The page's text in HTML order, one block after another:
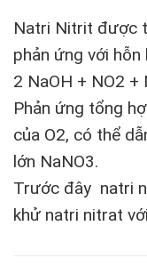
Natri Nitrit được
phản ứng với hỗn
2 NaOH + NO2
Phản ứng tổng
của O2, có thể
lớn NaNO3.
Trước đây natri
khử natri nitrat